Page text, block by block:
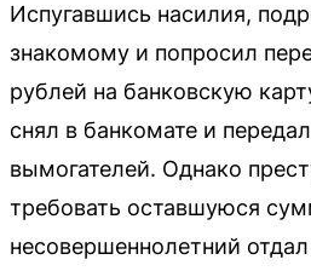
Испугавшись насилия,
знакомому и попросил
рублей на банковскую
снял в банкомате и
вымогателей. Однако
требовать оставшуюся
несовершеннолетний